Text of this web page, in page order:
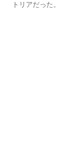
トリアだった。